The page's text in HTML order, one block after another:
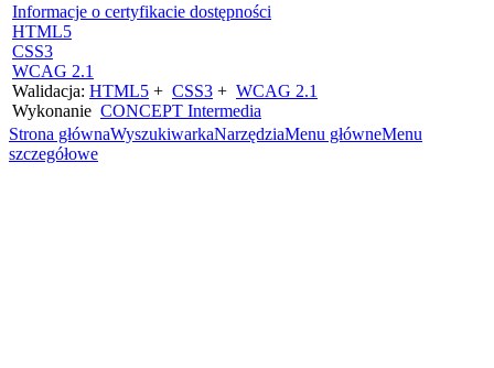
Informacje o certyfikacie dostępności
HTML5
CSS3
WCAG 2.1
Walidacja: HTML5 + CSS3 + WCAG 2.1
Wykonanie CONCEPT Intermedia
Strona głównaWyszukiwarkaNarzędziaMenu główneMenu
szczegółowe